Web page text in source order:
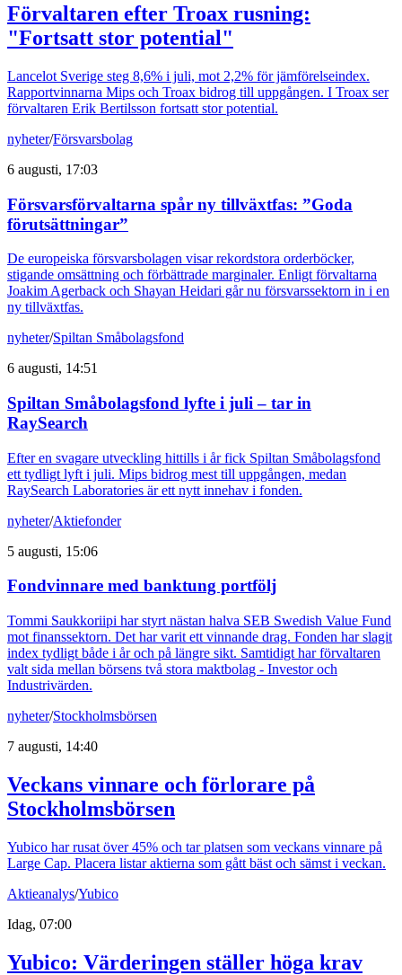
Förvaltaren efter Troax rusning:
"Fortsatt stor potential"
Lancelot Sverige steg 8,6% i juli, mot 2,2% för jämförelseindex.
Rapportvinnarna Mips och Troax bidrog till uppgången. I Troax ser
förvaltaren Erik Bertilsson fortsatt stor potential.
nyheter/Försvarsbolag
6 augusti, 17:03
Försvarsförvaltarna spår ny tillväxtfas: ”Goda
förutsättningar”
De europeiska försvarsbolagen visar rekordstora orderböcker,
stigande omsättning och förbättrade marginaler. Enligt förvaltarna
Joakim Agerback och Shayan Heidari går nu försvarssektorn in i en
ny tillväxtfas.
nyheter/Spiltan Småbolagsfond
6 augusti, 14:51
Spiltan Småbolagsfond lyfte i juli – tar in
RaySearch
Efter en svagare utveckling hittills i år fick Spiltan Småbolagsfond
ett tydligt lyft i juli. Mips bidrog mest till uppgången, medan
RaySearch Laboratories är ett nytt innehav i fonden.
nyheter/Aktiefonder
5 augusti, 15:06
Fondvinnare med banktung portfölj
Tommi Saukkoriipi har styrt nästan halva SEB Swedish Value Fund
mot finanssektorn. Det har varit ett vinnande drag. Fonden har slagit
index tydligt både i år och på längre sikt. Samtidigt har förvaltaren
valt sida mellan börsens två stora maktbolag - Investor och
Industrivärden.
nyheter/Stockholmsbörsen
7 augusti, 14:40
Veckans vinnare och förlorare på
Stockholmsbörsen
Yubico har rusat över 45% och tar platsen som veckans vinnare på
Large Cap. Placera listar aktierna som gått bäst och sämst i veckan.
Aktieanalys/Yubico
Idag, 07:00
Yubico: Värderingen ställer höga krav